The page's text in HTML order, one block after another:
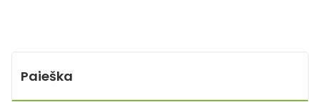
Paieška